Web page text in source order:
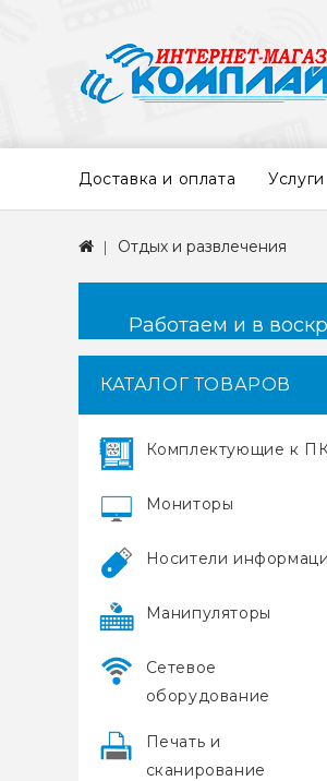
Доставка и оплата Услуги
Отдых и развлечения
Работаем и в
КАТАЛОГ ТОВАРОВ
Комплектующие к
Мониторы
Носители
Манипуляторы
Сетевое
оборудование
Печать и
сканирование